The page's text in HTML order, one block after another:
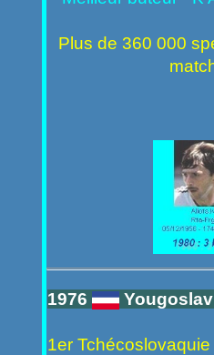
Plus de 360 000
1976
1er